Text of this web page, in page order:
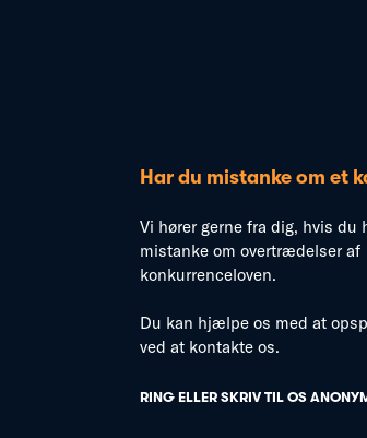
Har du mistanke om et
Vi hører gerne fra dig, hvis du
mistanke om overtrædelser af
konkurrenceloven.
Du kan hjælpe os med at
ved at kontakte os.
RING ELLER SKRIV TIL OS